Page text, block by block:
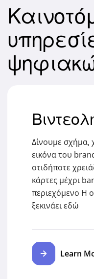
Δίνουμε σχήμα,
εικόνα του
οτιδήποτε
κάρτες μέχρι
περιεχόμενο Η
ξεκινάει εδώ
Learn